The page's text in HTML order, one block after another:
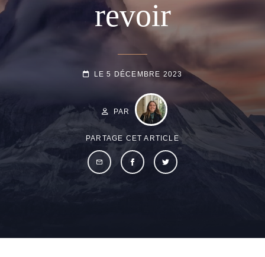
revoir
POSTED-
LE5 DÉCEMBRE 2023
PAR
PARTAGE CET ARTICLE